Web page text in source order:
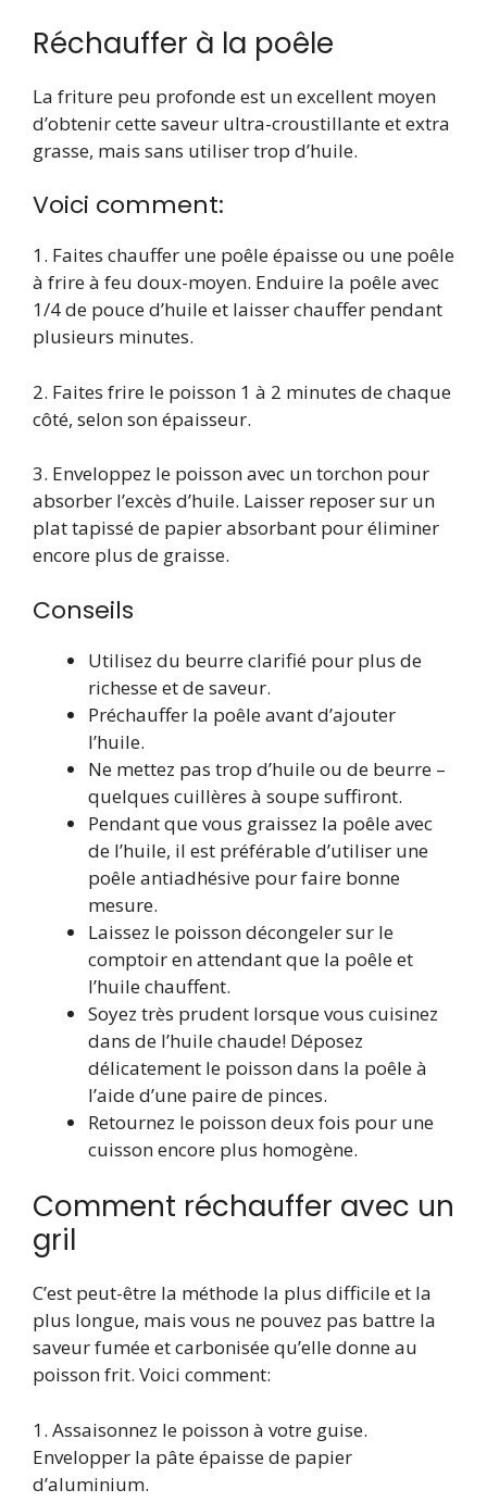
Réchauffer à la poêle
La friture peu profonde est un excellent moyen
d’obtenir cette saveur ultra-croustillante et extra
grasse, mais sans utiliser trop d’huile.
Voici comment:
1. Faites chauffer une poêle épaisse ou une poêle
à frire à feu doux-moyen. Enduire la poêle avec
1/4 de pouce d’huile et laisser chauffer pendant
plusieurs minutes.
2. Faites frire le poisson 1 à 2 minutes de chaque
côté, selon son épaisseur.
3. Enveloppez le poisson avec un torchon pour
absorber l’excès d’huile. Laisser reposer sur un
plat tapissé de papier absorbant pour éliminer
encore plus de graisse.
Conseils
Utilisez du beurre clarifié pour plus de
richesse et de saveur.
Préchauffer la poêle avant d’ajouter
l’huile.
Ne mettez pas trop d’huile ou de beurre –
quelques cuillères à soupe suffiront.
Pendant que vous graissez la poêle avec
de l’huile, il est préférable d’utiliser une
poêle antiadhésive pour faire bonne
mesure.
Laissez le poisson décongeler sur le
comptoir en attendant que la poêle et
l’huile chauffent.
Soyez très prudent lorsque vous cuisinez
dans de l’huile chaude! Déposez
délicatement le poisson dans la poêle à
l’aide d’une paire de pinces.
Retournez le poisson deux fois pour une
cuisson encore plus homogène.
Comment réchauffer avec un
gril
C’est peut-être la méthode la plus difficile et la
plus longue, mais vous ne pouvez pas battre la
saveur fumée et carbonisée qu’elle donne au
poisson frit. Voici comment:
1. Assaisonnez le poisson à votre guise.
Envelopper la pâte épaisse de papier
d’aluminium.